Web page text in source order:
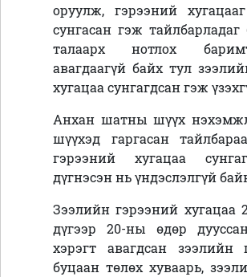
оруулж, гэрээний
сунгасан гэж
талаарх нотлох
авагдаагүй байх тул
хугацаа сунгагдсан гэж
Анхан шатны шүүх
шүүхэд гаргасан
гэрээний хугацаа
дүгнэсэн нь үндэслэлгүй
Зээлийн гэрээний хугацаа
дүгээр 20-ны өдөр
хэрэгт авагдсан зээлийн
буцаан төлөх хуваарь,